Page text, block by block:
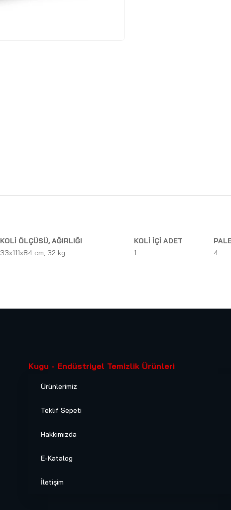
KOLİ ÖLÇÜSÜ, AĞIRLIĞI KOLİ İÇİ ADET
33x111x84 cm, 32 kg 1 4
Kugu - Endüstriyel Temizlik Ürünleri
Ürünlerimiz
Teklif Sepeti
Hakkımızda
E-Katalog
İletişim